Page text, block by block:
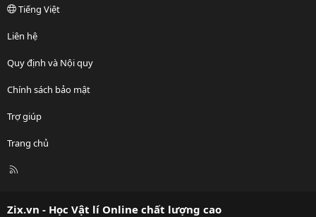
Tiếng Việt
Liên hệ
Quy định và Nội quy
Chính sách bảo mật
Trợ giúp
Trang chủ
R
Zix.vn - Học Vật lí Online chất lượng cao